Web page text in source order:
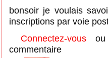
bonsoir je voulais
inscriptions par voie
Connectez-vous
commentaire